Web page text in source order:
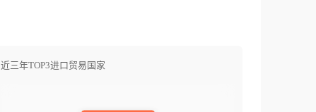
近三年TOP3进口贸易国家